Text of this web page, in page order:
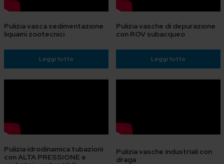
Pulizia vasca sedimentazione
liquami zootecnici
Leggi tutto
Pulizia vasche di depurazione
con ROV subacqueo
Leggi tutto
Pulizia idrodinamica tubazioni
con ALTA PRESSIONE e
Pulizia vasche industriali con
draga